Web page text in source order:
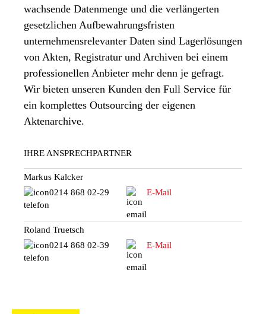
wachsende Datenmenge und die verlängerten
gesetzlichen Aufbewahrungsfristen
unternehmensrelevanter Daten sind Lagerlösungen
von Akten, Registratur und Archiven bei einem
professionellen Anbieter mehr denn je gefragt.
Wir bieten unseren Kunden den Full Service für
ein komplettes Outsourcing der eigenen
Aktenarchive.
IHRE ANSPRECHPARTNER
Markus Kalcker
0214 868 02-29
E-Mail
Roland Truetsch
0214 868 02-39
E-Mail